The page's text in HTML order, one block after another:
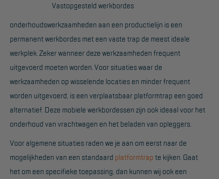
VALBEVEILIGING
Harnas gordels
Verbindingsmiddelen
Reddingsmiddelen
CombiDeals
Vastopgesteld werkbordes
onderhoudswerkzaamheden aan een productielijn is een
permanent werkbordes met een vaste trap de meest ideale
werkplek. Zeker wanneer deze werkzaamheden frequent
uitgevoerd moeten worden. Voor situaties waar de
werkzaamheden op wisselende locaties en minder frequent
worden uitgevoerd, is een verplaatsbaar platformtrap een goed
alternatief. Deze mobiele werkbordessen zijn ook ideaal voor het
onderhoud van vrachtwagen en het beladen van opleggers.
Voor algemene situaties raden we je aan om eerst naar de
mogelijkheden van een standaard platformtrap te kijken. Gaat
het om een specifieke toepassing, dan kunnen wij ook een